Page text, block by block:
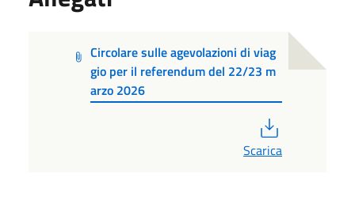
Circolare sulle agevolazioni di viag
gio per il referendum del 22/23 m
arzo 2026
Scarica